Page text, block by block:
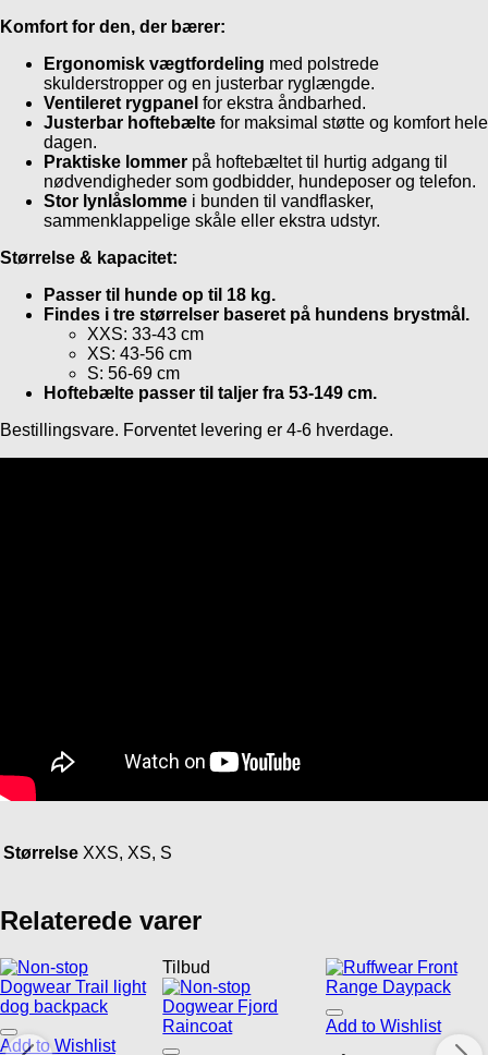
Komfort for den, der bærer:
Ergonomisk vægtfordeling med polstrede
skulderstropper og en justerbar ryglængde.
Ventileret rygpanel for ekstra åndbarhed.
Justerbar hoftebælte for maksimal støtte og komfort hele
dagen.
Praktiske lommer på hoftebæltet til hurtig adgang til
nødvendigheder som godbidder, hundeposer og telefon.
Stor lynlåslomme i bunden til vandflasker,
sammenklappelige skåle eller ekstra udstyr.
Størrelse & kapacitet:
Passer til hunde op til 18 kg.
Findes i tre størrelser baseret på hundens brystmål.
XXS: 33-43 cm
XS: 43-56 cm
S: 56-69 cm
Hoftebælte passer til taljer fra 53-149 cm.
Bestillingsvare. Forventet levering er 4-6 hverdage.
Størrelse XXS, XS, S
Relaterede varer
Add to Wishlist
Tilbud
Add to Wishlist